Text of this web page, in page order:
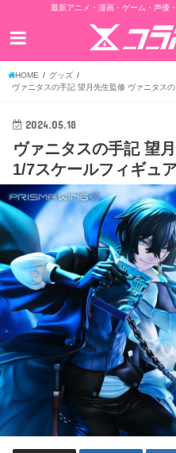
最新アニメ・漫画・ゲーム・声優
HOME
グッズ
ヴァニタスの手記 望月先生監修 ヴァニタス
2024.05.18
ヴァニタスの手記 望
1/7スケールフィギュ